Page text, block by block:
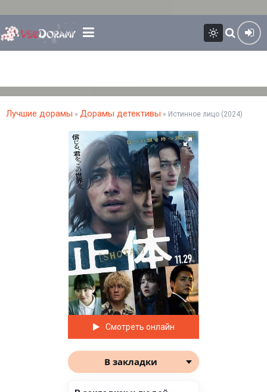
Лучшие дорамы » Дорамы детективы » Истинное лицо (2024)
Смотреть онлайн
В закладки